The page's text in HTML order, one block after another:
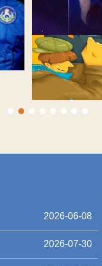
2026-06-08
2026-07-30